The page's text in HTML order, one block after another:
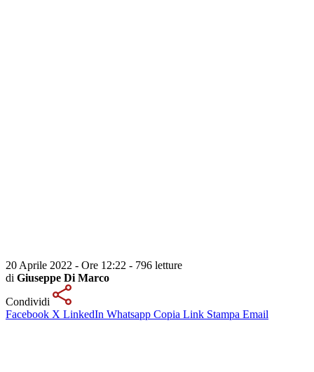
20 Aprile 2022 - Ore 12:22 - 796 letture
di Giuseppe Di Marco
Condividi
Facebook X LinkedIn Whatsapp Copia Link Stampa Email